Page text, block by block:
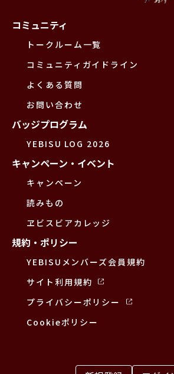
コミュニティ
トークルーム一覧
コミュニティガイドライン
よくある質問
お問い合わせ
バッジプログラム
YEBISU LOG 2026
キャンペーン・イベント
キャンペーン
読みもの
ヱビスビアカレッジ
規約・ポリシー
YEBISUメンバーズ会員規約
サイト利用規約
プライバシーポリシー
Cookieポリシー